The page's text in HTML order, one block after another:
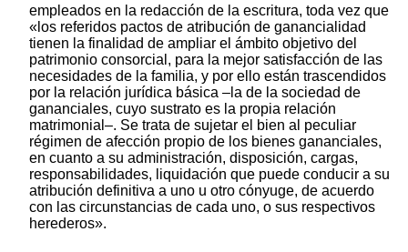
empleados en la redacción de la escritura, toda vez que
«los referidos pactos de atribución de ganancialidad
tienen la finalidad de ampliar el ámbito objetivo del
patrimonio consorcial, para la mejor satisfacción de las
necesidades de la familia, y por ello están trascendidos
por la relación jurídica básica –la de la sociedad de
gananciales, cuyo sustrato es la propia relación
matrimonial–. Se trata de sujetar el bien al peculiar
régimen de afección propio de los bienes gananciales,
en cuanto a su administración, disposición, cargas,
responsabilidades, liquidación que puede conducir a su
atribución definitiva a uno u otro cónyuge, de acuerdo
con las circunstancias de cada uno, o sus respectivos
herederos».